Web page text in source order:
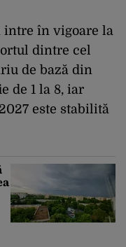
intre în vigoare la
dintre cel
de bază din
de 1 la 8, iar
este stabilită